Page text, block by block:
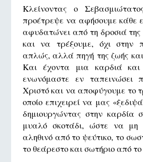
Κλείνοντας ο
προέτρεψε να αφήσουμε κάθε
αφυδατώνει από τη δροσιά
και να τρέξουμε, όχι στην
απλώς, αλλά πηγή της ζωής
Και έχοντα μια καρδιά
ενωνόμαστε εν ταπεινώσει
Χριστό και να αποφύγουμε το
οποίο επιχειρεί να μας
δημιουργώντας στην καρδία
μυαλό σκοτάδι, ώστε να μη
αληθινό από το ψεύτικο, το
το θεάρεστο και σωτήριο από